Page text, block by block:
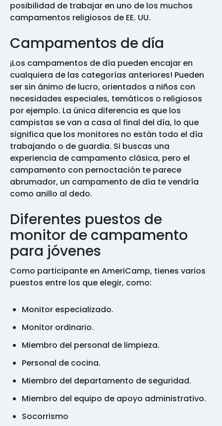
posibilidad de trabajar en uno de los muchos
campamentos religiosos de EE. UU.
Campamentos de día
¡Los campamentos de día pueden encajar en
cualquiera de las categorías anteriores! Pueden
ser sin ánimo de lucro, orientados a niños con
necesidades especiales, temáticos o religiosos
por ejemplo. La única diferencia es que los
campistas se van a casa al final del día, lo que
significa que los monitores no están todo el día
trabajando o de guardia. Si buscas una
experiencia de campamento clásica, pero el
campamento con pernoctación te parece
abrumador, un campamento de día te vendría
como anillo al dedo.
Diferentes puestos de
monitor de campamento
para jóvenes
Como participante en AmeriCamp, tienes varios
puestos entre los que elegir, como:
Monitor especializado.
Monitor ordinario.
Miembro del personal de limpieza.
Personal de cocina.
Miembro del departamento de seguridad.
Miembro del equipo de apoyo administrativo.
Socorrismo